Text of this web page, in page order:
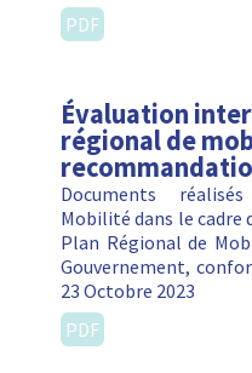
PDF
Évaluation
régional de
Documents
Mobilité dans le cadre
Plan Régional de
Gouvernement,
23 Octobre 2023
PDF